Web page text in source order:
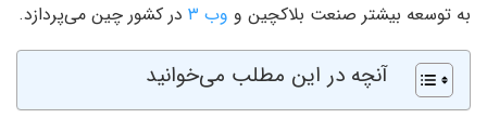
به توسعه بیشتر صنعت بلاکچین و وب ۳ در کشور چین می‌پردازد.
آنچه در این مطلب می‌خوانید